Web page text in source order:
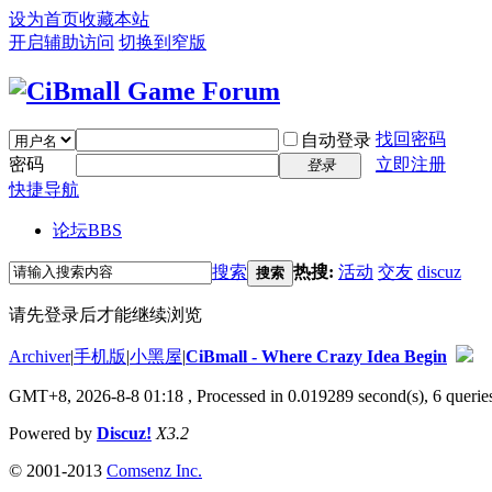
设为首页收藏本站
开启辅助访问 切换到窄版
自动登录 找回密码
密码
登录
立即注册
快捷导航
论坛BBS
搜索 搜索 热搜: 活动 交友 discuz
请先登录后才能继续浏览
Archiver|手机版|小黑屋|CiBmall - Where Crazy Idea Begin
GMT+8, 2026-8-8 01:18 , Processed in 0.019289 second(s), 6
Powered by Discuz! X3.2
© 2001-2013 Comsenz Inc.